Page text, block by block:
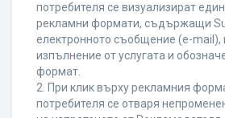
потребителя се визуализират
рекламни формати, съдържащи
електронното съобщение (e-mail),
изпълнение от услугата и
формат.
2. При клик върху рекламния
потребителя се отваря